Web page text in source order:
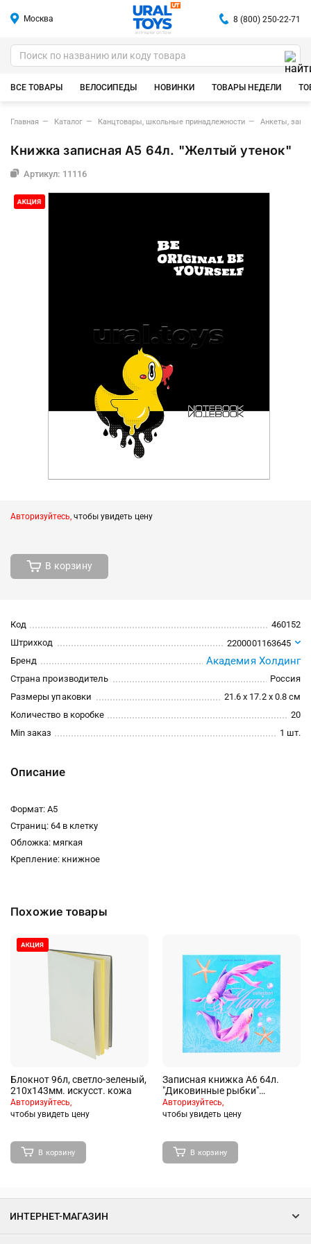
Москва
ИГРУШКИ ОПТОМ
8 (800) 250-22-71
ВСЕ ТОВАРЫ ВЕЛОСИПЕДЫ НОВИНКИ ТОВАРЫ НЕДЕЛИ
Главная Каталог Канцтовары, школьные принадлежности Анкеты,
Книжка записная А5 64л. "Желтый утенок"
Артикул: 11116
Авторизуйтесь, чтобы увидеть цену
В корзину
Код
460152
Штрихкод
2200001163645
Бренд
Академия Холдинг
Страна производитель
Россия
Размеры упаковки
21.6 x 17.2 x 0.8 см
Количество в коробке
20
Min заказ
1 шт.
Описание
Формат: А5
Страниц: 64 в клетку
Обложка: мягкая
Крепление: книжное
Похожие товары
Блокнот 96л, светло-зеленый,
210х143мм. искусст. кожа
Авторизуйтесь,
чтобы увидеть цену
В корзину
Записная книжка А6 64л.
"Диковинные рыбки"
7БЦ,глянц.ламинирование,
лен
Авторизуйтесь,
чтобы увидеть цену
В корзину
ИНТЕРНЕТ-МАГАЗИН